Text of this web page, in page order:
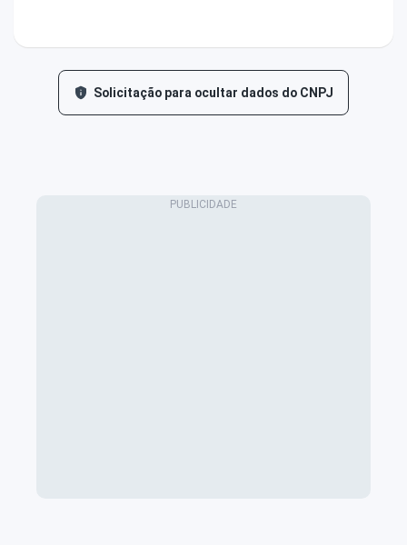
Solicitação para ocultar dados do CNPJ